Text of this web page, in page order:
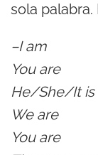
sola
–I am
You are
He/She/It is
We are
You are